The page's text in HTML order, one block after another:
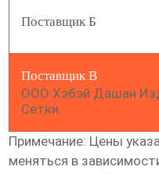
Поставщик Б
Поставщик В
ООО Хэбэй Дашан
Сетки
Примечание: Цены
меняться в